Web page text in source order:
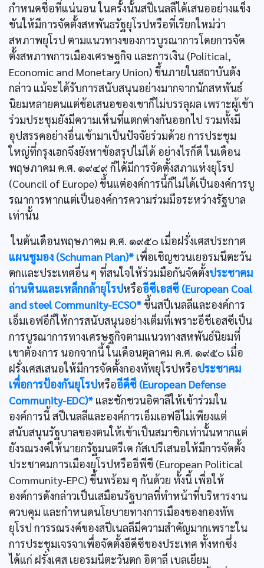
กำหนดชื่อที่แน่นอน ในครั้งนั้นสปีเนลลีได้เสนออย่างแข็ง
ขันให้มีการจัดตั้งสหพันธรัฐยุโรปหรือที่เรียกใหม่ว่า
สหภาพยุโรป ตามแนวทางของการบูรณาการโดยการจัด
ตั้งสหภาพการเมืองเศรษฐกิจ และการเงิน (Political,
Economic and Monetary Union) ขึ้นภายในสถาบันดัง
กล่าว แม้จะได้รับการสนับสนุนอย่างมากจากนักสหพันธ์
นิยมหลายคนแต่ข้อเสนอของเขาก็ไม่บรรลุผล เพราะผู้เข้า
ร่วมประชุมยังมีความเห็นที่แตกต่างกันออกไป รวมทั้งมี
อุปสรรคอย่างอื่นเข้ามาเป็นปัจจัยร่วมด้วย การประชุม
ใหญ่ที่กรุงเฮกจึงยังหาข้อสรุปไม่ได้ อย่างไรก็ดี ในเดือน
พฤษภาคม ค.ศ. ๑๙๔๙ ก็ได้มีการจัดตั้งสภาแห่งยุโรป
(Council of Europe) ขึ้นแต่องค์การนี้ก็ไม่ได้เป็นองค์การบู
รณาการหากแต่เป็นองค์การความร่วมมือระหว่างรัฐบาล
เท่านั้น
ในต้นเดือนพฤษภาคม ค.ศ. ๑๙๕๐ เมื่อฝรั่งเศสประกาศ
แผนชูมอง (Schuman Plan)* เพื่อเชิญชวนเยอรมนีตะวัน
ตกและประเทศอื่น ๆ ที่สนใจให้ร่วมมือกันจัดตั้งประชาคม
ถ่านหินและเหล็กกล้ายุโรปหรืออีซีเอสซี (European Coal
and steel Community-ECSO* ขึ้นสปีเนลลีและองค์การ
เอ็มเอฟอีก็ให้การสนับสนุนอย่างเต็มที่เพราะอีชีเอสซีเป็น
การบูรณาการทางเศรษฐกิจตามแนวทางสหพันธ์นิยมที่
เขาต้องการ นอกจากนี้ ในเดือนตุลาคม ค.ศ. ๑๙๕๐ เมื่อ
ฝรั่งเศสเสนอให้มีการจัดตั้งกองทัพยุโรปหรือประชาคม
เพื่อการป้องกันยุโรปหรืออีดีซี (European Defense
Community-EDC)* และชักชวนอิตาลีให้เข้าร่วมใน
องค์การนี้ สปีเนลลีและองค์การเอ็มเอฟอีไม่เพียงแต่
สนับสนุนรัฐบาลของตนให้เข้าเป็นสมาชิกเท่านั้นหากแต่
ยังรณรงค์ให้นายกรัฐมนตรีเด กัสเปรีเสนอให้มีการจัดตั้ง
ประชาคมการเมืองยุโรปหรืออีพีขี (European Political
Community-EPC) ขึ้นพร้อม ๆ กันด้วย ทั้งนี้ เพื่อให้
องค์การดังกล่าวเป็นเสมือนรัฐบาลที่ทำหน้าที่บริหารงาน
ควบคุม และกำหนดนโยบายทางการเมืองของกองทัพ
ยุโรป การรณรงค์ของสปีเนลลีมีความสำคัญมากเพราะใน
การประชุมเจรจาเพื่อจัดตั้งอีดีซีของประเทศ ทั้งหกซึ่ง
ได้แก่ ฝรั่งเศส เยอรมนีตะวันตก อิตาลี เบลเยียม